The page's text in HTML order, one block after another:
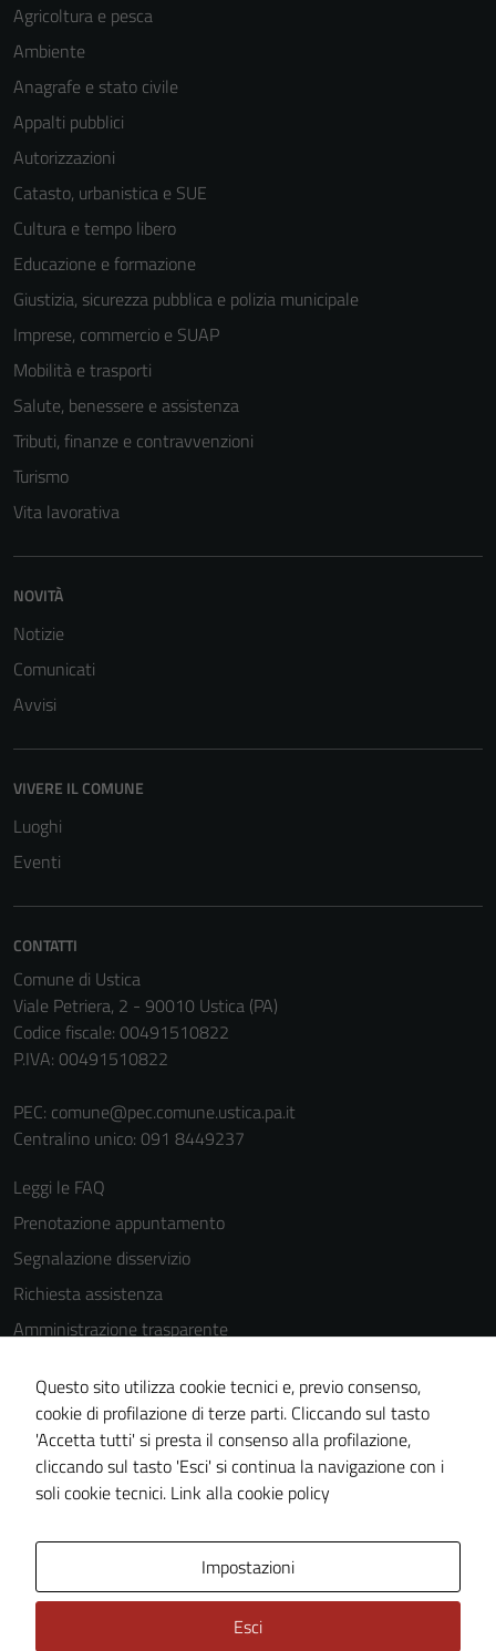
Agricoltura e pesca
Ambiente
Anagrafe e stato civile
Appalti pubblici
Autorizzazioni
Catasto, urbanistica e SUE
Cultura e tempo libero
Educazione e formazione
Giustizia, sicurezza pubblica e polizia municipale
Imprese, commercio e SUAP
Mobilità e trasporti
Salute, benessere e assistenza
Tributi, finanze e contravvenzioni
Turismo
Vita lavorativa
NOVITÀ
Notizie
Comunicati
Avvisi
VIVERE IL COMUNE
Luoghi
Eventi
CONTATTI
Comune di Ustica
Viale Petriera, 2 - 90010 Ustica (PA)
Codice fiscale: 00491510822
P.IVA: 00491510822
PEC: comune@pec.comune.ustica.pa.it
Centralino unico: 091 8449237
Leggi le FAQ
Prenotazione appuntamento
Segnalazione disservizio
Richiesta assistenza
Amministrazione trasparente
Cookie Policy
Note legali
Dichiarazione di accessibilità
Piano di miglioramento del sito
Area Privata
Questo sito utilizza cookie tecnici e, previo consenso,
cookie di profilazione di terze parti. Cliccando sul tasto
'Accetta tutti' si presta il consenso alla profilazione,
cliccando sul tasto 'Esci' si continua la navigazione con i
soli cookie tecnici. Link alla cookie policy
Impostazioni
Esci
personali.